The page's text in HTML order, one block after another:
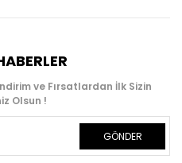
ve Fırsatlardan İlk Sizin
Olsun !
GÖNDER